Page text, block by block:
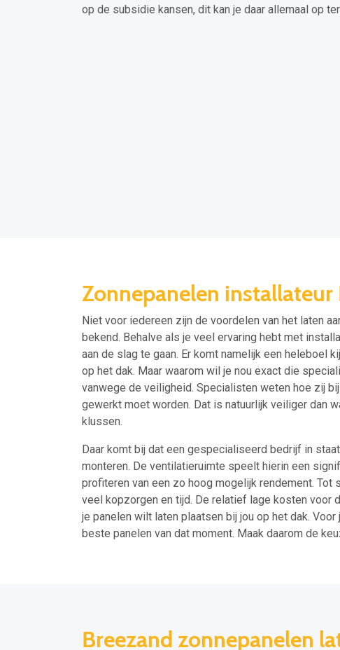
op de subsidie kansen, dit kan je daar allemaal op
Zonnepanelen installateur
Niet voor iedereen zijn de voordelen van het laten
bekend. Behalve als je veel ervaring hebt met
aan de slag te gaan. Er komt namelijk een heleboel
op het dak. Maar waarom wil je nou exact die
vanwege de veiligheid. Specialisten weten hoe zij
gewerkt moet worden. Dat is natuurlijk veiliger dan
klussen.
Daar komt bij dat een gespecialiseerd bedrijf in
monteren. De ventilatieruimte speelt hierin een
profiteren van een zo hoog mogelijk rendement.
veel kopzorgen en tijd. De relatief lage kosten voor
je panelen wilt laten plaatsen bij jou op het dak.
beste panelen van dat moment. Maak daarom de
Breezand zonnepanelen